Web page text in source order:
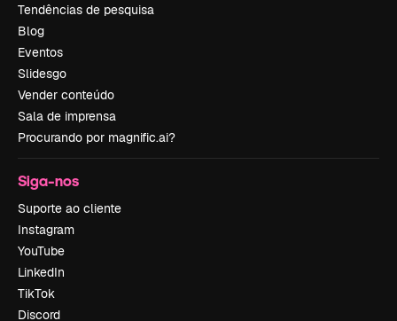
Tendências de pesquisa
Blog
Eventos
Slidesgo
Vender conteúdo
Sala de imprensa
Procurando por magnific.ai?
Siga-nos
Suporte ao cliente
Instagram
YouTube
LinkedIn
TikTok
Discord